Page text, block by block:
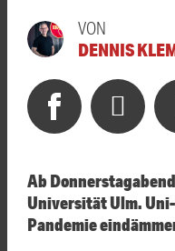
VON
DENNIS
Ab
Universität Ulm.
Pandemie